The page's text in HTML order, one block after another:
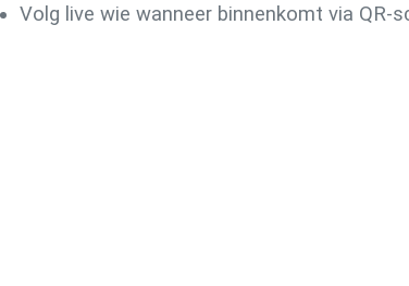
Volg live wie wanneer binnenkomt via QR-